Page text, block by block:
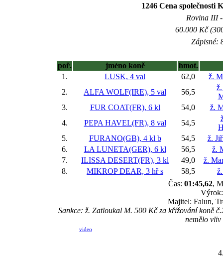
1246 Cena
Rovina III
60.000 Kč
Zápisné:
poř. jméno koně
hmot.
1.
LUSK, 4 val 62,0
ž.
2.
ALFA WOLF(IRE), 5 val 56,5
3.
FUR COAT(FR), 6 kl 54,0
ž.
4.
PEPA HAVEL(FR), 8 val 54,5
5.
FURANO(GB), 4 kl b 54,5
ž.
6.
LA LUNETA(GER), 6 kl 56,5
ž.
7.
ILISSA DESERT(FR), 3 kl 49,0
ž.
8.
MIKROP DEAR, 3 hřs 58,5
Čas: 01:45,62,
Majitel: Falun,
Sankce: ž. Zatloukal M. 500 Kč za křižování koně
nemělo vliv
video